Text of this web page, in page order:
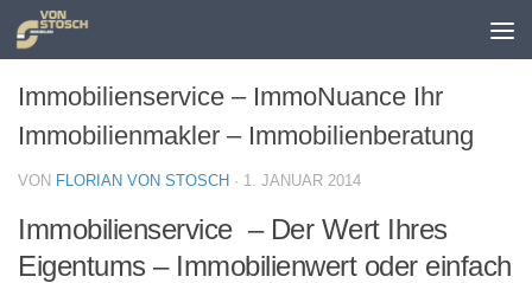
Zum Inhalt springen
Immobilienservice – ImmoNuance Ihr
Immobilienmakler – Immobilienberatung
VON FLORIAN VON STOSCH · 1. JANUAR 2014
Immobilienservice – Der Wert Ihres
Eigentums – Immobilienwert oder einfach